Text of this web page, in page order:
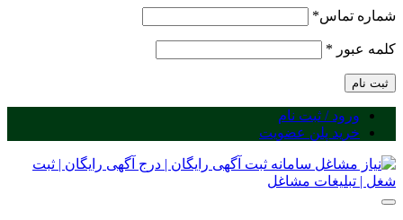
شماره تماس*
کلمه عبور *
ثبت نام
ورود / ثبت نام
خرید پلن عضویت